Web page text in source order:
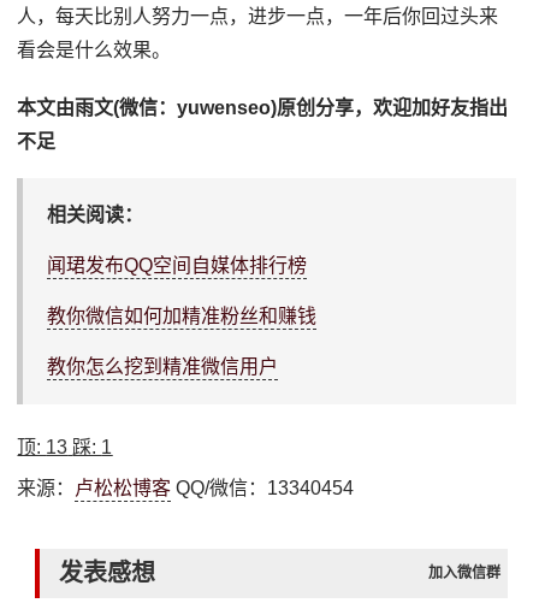
人，每天比别人努力一点，进步一点，一年后你回过头来
看会是什么效果。
本文由雨文(微信：yuwenseo)原创分享，欢迎加好友指出
不足
相关阅读：
闻珺发布QQ空间自媒体排行榜
教你微信如何加精准粉丝和赚钱
教你怎么挖到精准微信用户
顶: 13 踩: 1
来源： 卢松松博客 QQ/微信：13340454
发表感想 加入微信群